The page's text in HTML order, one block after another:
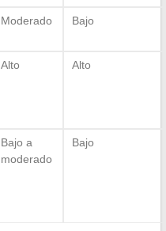
Moderado Bajo
Alto Alto
Bajo a
moderado
Bajo